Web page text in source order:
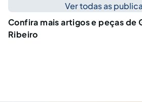
Ver todas as
Confira mais artigos e peças de
Ribeiro